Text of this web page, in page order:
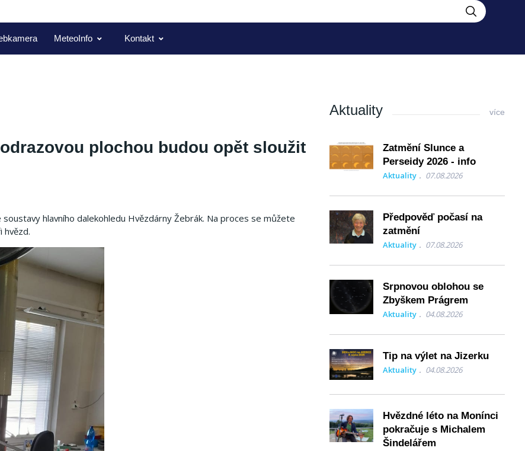
MeteoInfo Kontakt
plochou budou opět sloužit
hlavního dalekohledu Hvězdárny Žebrák. Na proces se můžete
hvězd.
Aktuality více
Zatmění Slunce a
Perseidy 2026 - info
Aktuality 07.08.2026
Předpověď počasí na
zatmění
Aktuality 07.08.2026
Srpnovou oblohou se
Zbyškem Prágrem
Aktuality 04.08.2026
Tip na výlet na Jizerku
Aktuality 04.08.2026
Hvězdné léto na Monínci
pokračuje s Michalem
Šindelářem